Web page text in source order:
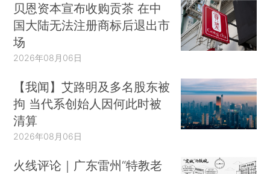
贝恩资本宣布收购贡茶 在中
国大陆无法注册商标后退出市
场
2026年08月06日
【我闻】艾路明及多名股东被
拘 当代系创始人因何此时被
清算
2026年08月06日
火线评论｜广东雷州“特教老